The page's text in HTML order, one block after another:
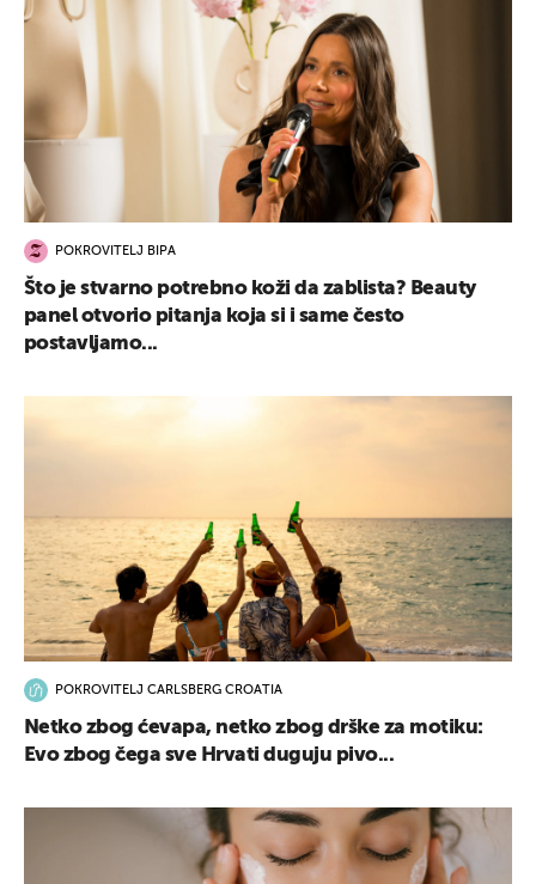
POKROVITELJ BIPA
Što je stvarno potrebno koži da zablista? Beauty
panel otvorio pitanja koja si i same često
postavljamo...
POKROVITELJ CARLSBERG CROATIA
Netko zbog ćevapa, netko zbog drške za motiku:
Evo zbog čega sve Hrvati duguju pivo...